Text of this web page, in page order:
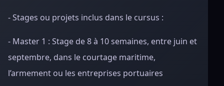
- Stages ou projets inclus dans le cursus :
- Master 1 : Stage de 8 à 10 semaines, entre juin et
septembre, dans le courtage maritime,
l’armement ou les entreprises portuaires